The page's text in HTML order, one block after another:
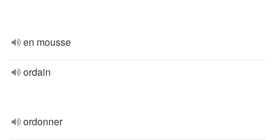
en mousse
ordain
ordonner